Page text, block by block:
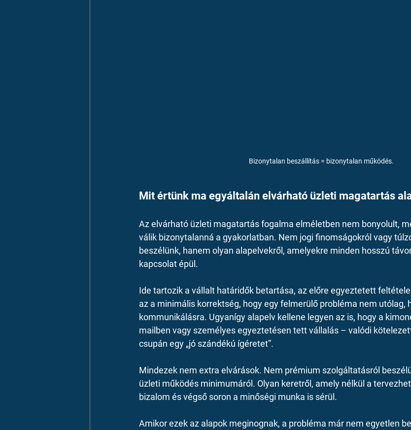
Bizonytalan beszállítás = bizonytalan működés.
Mit értünk ma egyáltalán elvárható üzleti magatartás
Az elvárható üzleti magatartás fogalma elméletben nem bonyolult,
válik bizonytalanná a gyakorlatban. Nem jogi finomságokról vagy
beszélünk, hanem olyan alapelvekről, amelyekre minden hosszú
kapcsolat épül.
Ide tartozik a vállalt határidők betartása, az előre egyeztetett
az a minimális korrektség, hogy egy felmerülő probléma nem utólag,
kommunikálásra. Ugyanígy alapelv kellene legyen az is, hogy a
mailben vagy személyes egyeztetésen tett vállalás – valódi
csupán egy „jó szándékú ígéretet”.
Mindezek nem extra elvárások. Nem prémium szolgáltatásról
üzleti működés minimumáról. Olyan keretről, amely nélkül a
bizalom és végső soron a minőségi munka is sérül.
Amikor ezek az alapok meginognak, a probléma már nem egyetlen